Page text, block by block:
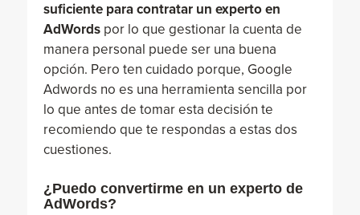
suficiente para contratar un experto en
AdWords por lo que gestionar la cuenta de
manera personal puede ser una buena
opción. Pero ten cuidado porque, Google
Adwords no es una herramienta sencilla por
lo que antes de tomar esta decisión te
recomiendo que te respondas a estas dos
cuestiones.
¿Puedo convertirme en un experto de
AdWords?